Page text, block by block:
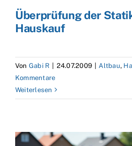
Überprüfung der
Hauskauf
Von Gabi R 24.07.2009 Altbau,
Kommentare
Weiterlesen